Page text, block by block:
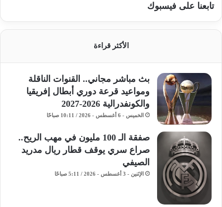
تابعنا على فيسبوك
الأكثر قراءة
بث مباشر مجاني.. القنوات الناقلة
ومواعيد قرعة دوري أبطال إفريقيا
والكونفدرالية 2026-2027
الخميس - 6 أغسطس - 2026 / 10:11 صباحًا
صفقة الـ 100 مليون في مهب الريح..
صراع سري يوقف قطار ريال مدريد
الصيفي
الإثنين - 3 أغسطس - 2026 / 5:11 صباحًا